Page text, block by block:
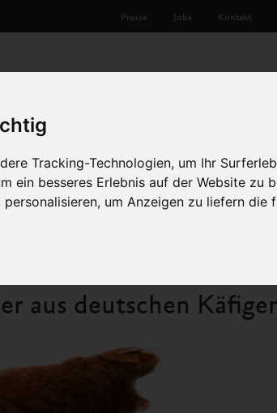
Tracking-Technologien, um Ihr
ein besseres Erlebnis auf der Website zu
, um Anzeigen zu liefern die
Presse Jobs Kontakt
Käfigen
aus deutschen